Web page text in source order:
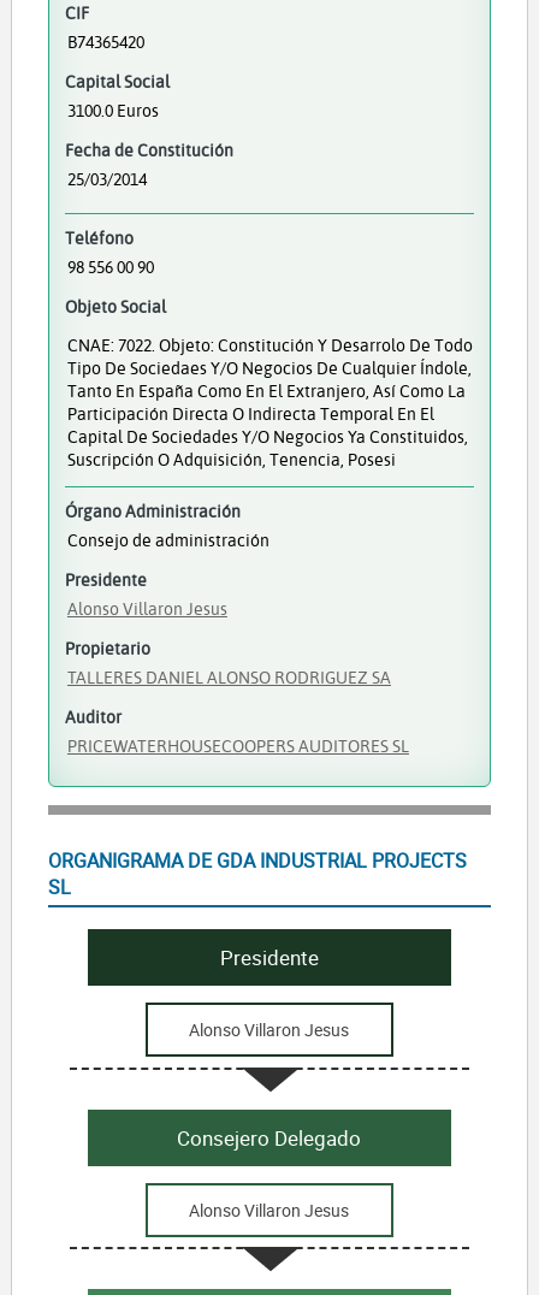
CIF
B74365420
Capital Social
3100.0 Euros
Fecha de Constitución
25/03/2014
Teléfono
98 556 00 90
Objeto Social
CNAE: 7022. Objeto: Constitución Y Desarrolo De Todo
Tipo De Sociedaes Y/o Negocios De Cualquier Índole,
Tanto En España Como En El Extranjero, Así Como La
Participación Directa O Indirecta Temporal En El
Capital De Sociedades Y/o Negocios Ya Constituidos,
Suscripción O Adquisición, Tenencia, Posesi
Órgano Administración
Consejo de administración
Presidente
Alonso Villaron Jesus
Propietario
TALLERES DANIEL ALONSO RODRIGUEZ SA
Auditor
PRICEWATERHOUSECOOPERS AUDITORES SL
ORGANIGRAMA DE GDA INDUSTRIAL PROJECTS
SL
Presidente
Alonso Villaron Jesus
Consejero Delegado
Alonso Villaron Jesus